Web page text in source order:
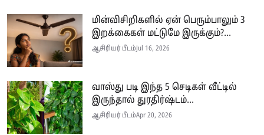
மின்விசிறிகளில் ஏன் பெரும்பாலும் 3
இறக்கைகள் மட்டுமே இருக்கும்?...
ஆசிரியர் பீடம்Jul 16, 2026
வாஸ்து படி இந்த 5 செடிகள் வீட்டில்
இருந்தால் துரதிர்ஷ்டம்...
ஆசிரியர் பீடம்Apr 20, 2026